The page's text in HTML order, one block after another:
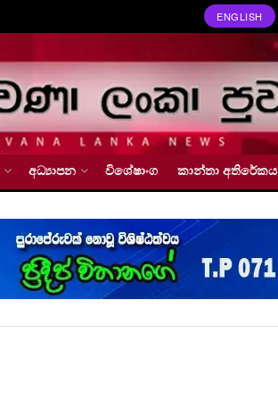
ENGLISH
අධ්‍යාපන විශේෂාංග කාන්තා අතිරේකය